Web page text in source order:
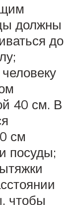
должны
до
40 см. В
см
посуды;
чтобы